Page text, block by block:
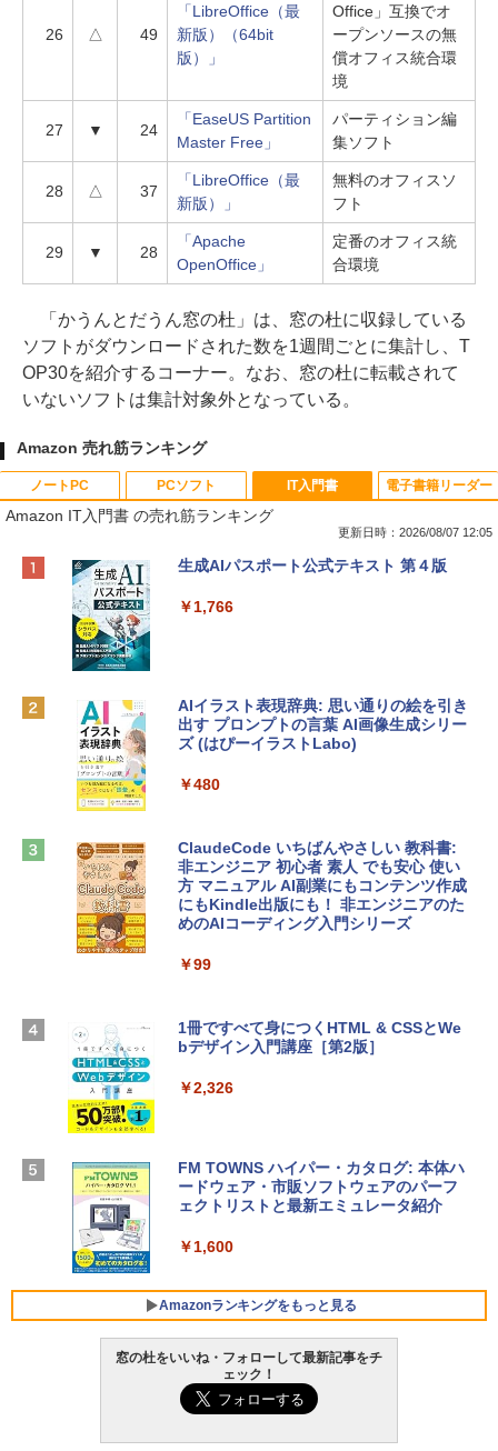
26 △ 49
「LibreOffice（最
新版）（64bit
版）」
Office」互換でオ
ープンソースの無
償オフィス統合環
境
27 ▼ 24
「EaseUS Partition
Master Free」
パーティション編
集ソフト
28 △ 37
「LibreOffice（最
新版）」
無料のオフィスソ
フト
29 ▼ 28
「Apache
OpenOffice」
定番のオフィス統
合環境
「かうんとだうん窓の杜」は、窓の杜に収録している
ソフトがダウンロードされた数を1週間ごとに集計し、T
OP30を紹介するコーナー。なお、窓の杜に転載されて
いないソフトは集計対象外となっている。
Amazon 売れ筋ランキング
ノートPC
Apple 2026 MacBook Neo A18 Proチッ
e Intelligence、Liquid Retinaディスプ
￥162,598
tomtoc 360°保護 15.6 16インチ パソコ
￥2,952
Apple 2026 MacBook Air M5チップ搭載
igence、13.6インチLiquid Retinaディ
ームカメラ、日本語キーボード、Touch I
D - ミッドナイト
￥298,901
ン 15-fd 15.6インチ 16GBメモリ 512GB
SSD インテル Core 5
ersonal/Copilotキー搭載/Win 11/15.6型/
Core i5/16GB/SSD 512GB/ホワイト) FM
VWK3E15W_AZ
￥139,880
PCソフト
Robloxギフトカード - 800 Robux 【限
インゲームコード】 ロブロックス | オン
Microsoft Office Home & Business 202
4(最新 永続版)|オンラインコード版|Wind
Robloxギフトカード - 2,000 Robux 【限
定バーチャルアイテムを含む】 【オンラ
インゲームコード】 ロブロックス | オン
ラインコード版
￥3,200
Robloxギフトカード - 1000 Robux 【限
定バーチャルアイテムを含む】 【オンラ
ラインコード版
Windows版 | Minecraft (マインクラフ
ト): Java & Bedrock Edition | オンライ
IT入門書
Amazon IT入門書 の売れ筋ランキング
更新日時：2026/08/07 12:05
生成AIパスポート公式テキスト 第４版
￥1,766
AIイラスト表現辞典: 思い通りの絵を引き
出す プロンプトの言葉 AI画像生成シリー
ズ (はぴーイラストLabo)
￥480
ClaudeCode いちばんやさしい 教科書:
非エンジニア 初心者 素人 でも安心 使い
方 マニュアル AI副業にもコンテンツ作成
にもKindle出版にも！ 非エンジニアのた
めのAIコーディング入門シリーズ
￥99
1冊ですべて身につくHTML & CSSとWe
bデザイン入門講座［第2版］
￥2,326
FM TOWNS ハイパー・カタログ: 本体ハ
ードウェア・市販ソフトウェアのパーフ
ェクトリストと最新エミュレータ紹介
￥1,600
Amazonランキングをもっと見る
電子書籍リーダー
Amazon Kindle Paperwhite (16GB) 7イ
ンチディスプレイ、色調調節ライト、12
窓の杜をいいね・フォローして最新記事をチ
ェック！